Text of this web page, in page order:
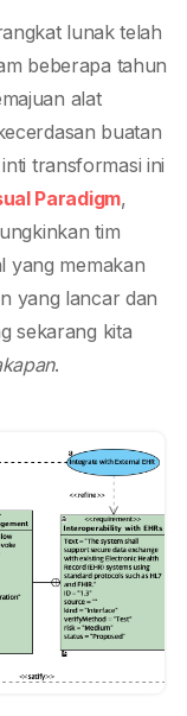
AI
lunak telah
beberapa tahun
alat
buatan
transformasi ini
Paradigm,
tim
yang memakan
yang lancar dan
sekarang kita
.